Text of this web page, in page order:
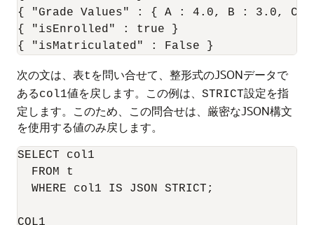
{ "Grade Values" : { A : 4.0, B : 3.0, C
{ "isEnrolled" : true }
次の文は、表t を問い合せて、整形式のJSONデータで
あるcol1値を戻します。この例は、 STRICT設定を指
定します。このため、この問合せは、厳密なJSON構文
を使用する値のみ戻します。
SELECT col1
  FROM t
  WHERE col1 IS JSON STRICT;
COL1